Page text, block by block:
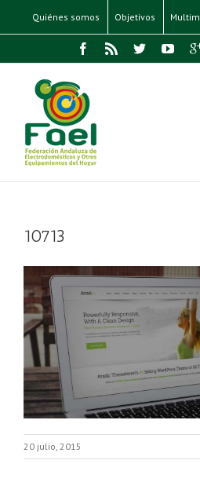
Quiénes somos Objetivos
10713
20 julio, 2015